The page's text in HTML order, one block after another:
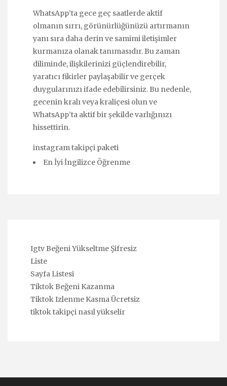
WhatsApp’ta gece geç saatlerde aktif
olmanın sırrı, görünürlüğünüzü artırmanın
yanı sıra daha derin ve samimi iletişimler
kurmanıza olanak tanımasıdır. Bu zaman
diliminde, ilişkilerinizi güçlendirebilir,
yaratıcı fikirler paylaşabilir ve gerçek
duygularınızı ifade edebilirsiniz. Bu nedenle,
gecenin kralı veya kraliçesi olun ve
WhatsApp’ta aktif bir şekilde varlığınızı
hissettirin.
instagram takipçi paketi
En İyi İngilizce Öğrenme
Igtv Beğeni Yükseltme Şifresiz
Liste
Sayfa Listesi
Tiktok Beğeni Kazanma
Tiktok Izlenme Kasma Ücretsiz
tiktok takipçi nasıl yükselir